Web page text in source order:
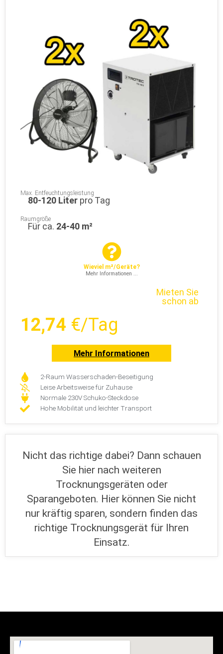
Max. Entfeuchtungsleistung
80-120 Liter pro Tag
Raumgröße
Für ca. 24-40 m²
Wieviel m²/Geräte?
Mehr Informationen ...
Mieten Sie
schon ab
12,74 €/Tag
Mehr Informationen
2-Raum Wasserschaden-Beseitigung
Leise Arbeitsweise für Zuhause
Normale 230V Schuko-Steckdose
Hohe Mobilität und leichter Transport
Nicht das richtige dabei? Dann schauen
Sie hier nach weiteren
Trocknungsgeräten oder
Sparangeboten. Hier können Sie nicht
nur kräftig sparen, sondern finden das
richtige Trocknungsgerät für Ihren
Einsatz.